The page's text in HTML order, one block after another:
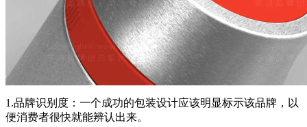
1.品牌识别度：一个成功的包装设计应该明显标示该品牌，以
便消费者很快就能辨认出来。